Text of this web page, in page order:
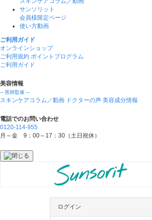
サンソリット
会員様限定ページ
使い方動画
ご利用ガイド
オンラインショップ
ご利用規約 ポイントプログラム
ご利用ガイド
美容情報
─ 医師監修 ─
スキンケアコラム／動画 ドクターの声 美容成分情報
電話でのお問い合わせ
0120-114-955
月～金 9：00～17：30（土日祝休）
ログイン